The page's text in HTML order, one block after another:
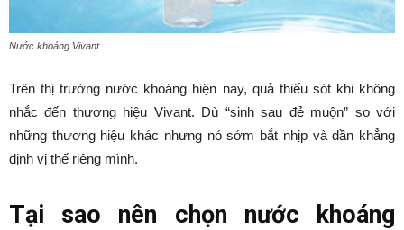
Nước khoáng Vivant
Trên thị trường nước khoáng hiện nay, quả thiếu sót khi không
nhắc đến thương hiệu Vivant. Dù “sinh sau đẻ muộn” so với
những thương hiệu khác nhưng nó sớm bắt nhịp và dần khẳng
định vị thế riêng mình.
Tại sao nên chọn nước khoáng